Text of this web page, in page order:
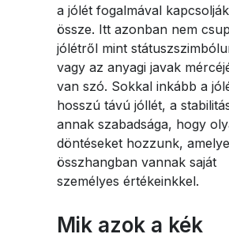
a jólét fogalmával kapcsolják
össze. Itt azonban nem
jólétről mint
vagy az anyagi javak
van szó. Sokkal inkább a
hosszú távú jóllét, a
annak szabadsága, hogy
döntéseket hozzunk,
összhangban vannak saját
személyes értékeinkkel.
Mik azok a kék